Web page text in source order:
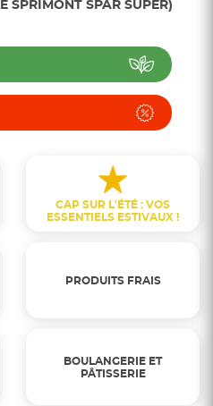
SPRIMONT SPAR SUPER)
CAP SUR L'ÉTÉ : VOS
ESSENTIELS ESTIVAUX !
PRODUITS FRAIS
BOULANGERIE ET
PÂTISSERIE